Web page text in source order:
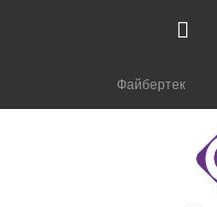
Файбертек